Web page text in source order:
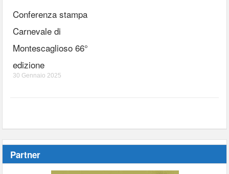
Conferenza stampa
Carnevale di
Montescaglioso 66°
edizione
30 Gennaio 2025
Partner